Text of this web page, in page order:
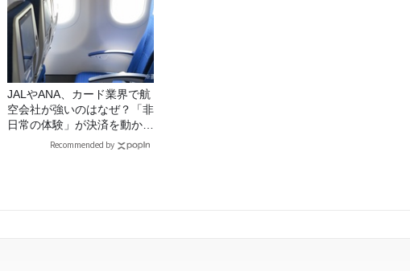
JALやANA、カード業界で航
空会社が強いのはなぜ？「非
日常の体験」が決済を動かす
Recommended by